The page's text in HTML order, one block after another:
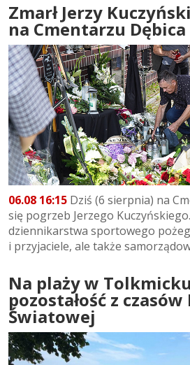
Zmarł Jerzy
na Cmentarzu Dębica
06.08 16:15 Dziś (6 sierpnia) na
się pogrzeb Jerzego
dziennikarstwa sportowego
i przyjaciele, ale także
Na plaży w
pozostałość z
Światowej